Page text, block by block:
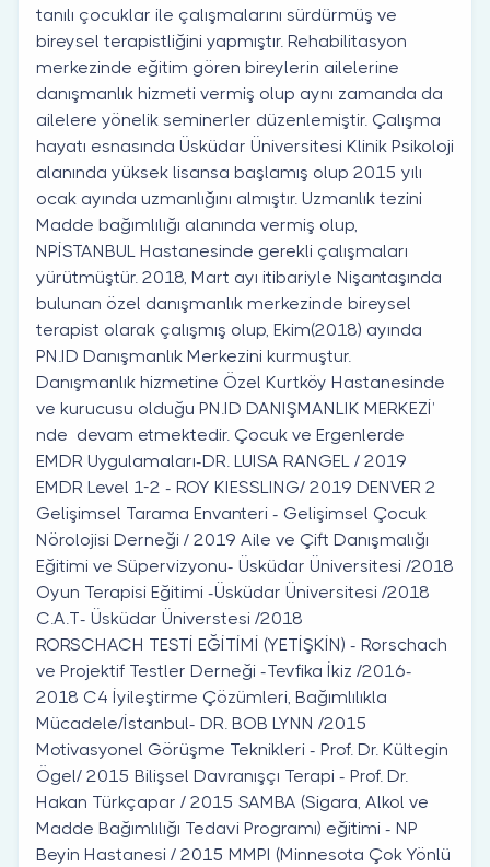
tanılı çocuklar ile çalışmalarını sürdürmüş ve
bireysel terapistliğini yapmıştır. Rehabilitasyon
merkezinde eğitim gören bireylerin ailelerine
danışmanlık hizmeti vermiş olup aynı zamanda da
ailelere yönelik seminerler düzenlemiştir. Çalışma
hayatı esnasında Üsküdar Üniversitesi Klinik Psikoloji
alanında yüksek lisansa başlamış olup 2015 yılı
ocak ayında uzmanlığını almıştır. Uzmanlık tezini
Madde bağımlılığı alanında vermiş olup,
NPİSTANBUL Hastanesinde gerekli çalışmaları
yürütmüştür. 2018, Mart ayı itibariyle Nişantaşında
bulunan özel danışmanlık merkezinde bireysel
terapist olarak çalışmış olup, Ekim(2018) ayında
PN.ID Danışmanlık Merkezini kurmuştur.
Danışmanlık hizmetine Özel Kurtköy Hastanesinde
ve kurucusu olduğu PN.ID DANIŞMANLIK MERKEZİ’
nde devam etmektedir. Çocuk ve Ergenlerde
EMDR Uygulamaları-DR. LUISA RANGEL / 2019
EMDR Level 1-2 - ROY KIESSLING/ 2019 DENVER 2
Gelişimsel Tarama Envanteri - Gelişimsel Çocuk
Nörolojisi Derneği / 2019 Aile ve Çift Danışmalığı
Eğitimi ve Süpervizyonu- Üsküdar Üniversitesi /2018
Oyun Terapisi Eğitimi -Üsküdar Üniversitesi /2018
C.A.T- Üsküdar Üniverstesi /2018 ​
RORSCHACH TESTİ EĞİTİMİ (YETİŞKİN) - Rorschach
ve Projektif Testler Derneği -Tevfika İkiz /2016-
2018 C4 İyileştirme Çözümleri, Bağımlılıkla
Mücadele/İstanbul- DR. BOB LYNN /2015
Motivasyonel Görüşme Teknikleri - Prof. Dr. Kültegin
Ögel/ 2015 Bilişsel Davranışçı Terapi - Prof. Dr.
Hakan Türkçapar / 2015 SAMBA (Sigara, Alkol ve
Madde Bağımlılığı Tedavi Programı) eğitimi - NP
Beyin Hastanesi / 2015 MMPI (Minnesota Çok Yönlü